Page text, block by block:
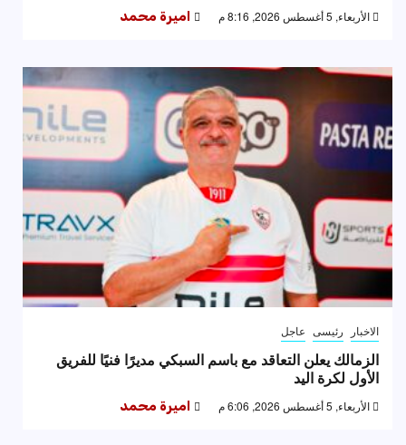
الأربعاء, 5 أغسطس 2026, 8:16 م اميرة محمد
الاخبار رئيسى عاجل
الزمالك يعلن التعاقد مع باسم السبكي مديرًا فنيًا للفريق
الأول لكرة اليد
الأربعاء, 5 أغسطس 2026, 6:06 م اميرة محمد